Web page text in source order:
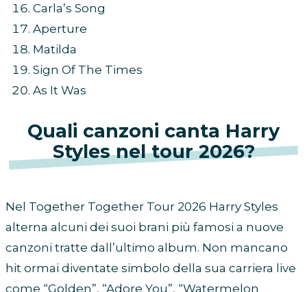
Carla’s Song
Aperture
Matilda
Sign Of The Times
As It Was
Quali canzoni canta Harry
Styles nel tour 2026?
Nel Together Together Tour 2026 Harry Styles
alterna alcuni dei suoi brani più famosi a nuove
canzoni tratte dall’ultimo album. Non mancano
hit ormai diventate simbolo della sua carriera live
come “Golden”, “Adore You”, “Watermelon